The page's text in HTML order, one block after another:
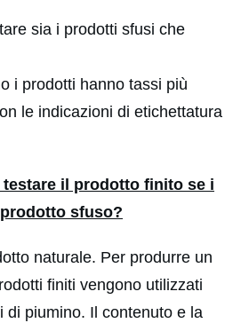
sia i prodotti sfusi che
i prodotti hanno tassi più
le indicazioni di etichettatura
testare il prodotto finito se i
sfuso?
naturale. Per produrre un
finiti vengono utilizzati
di piumino. Il contenuto e la